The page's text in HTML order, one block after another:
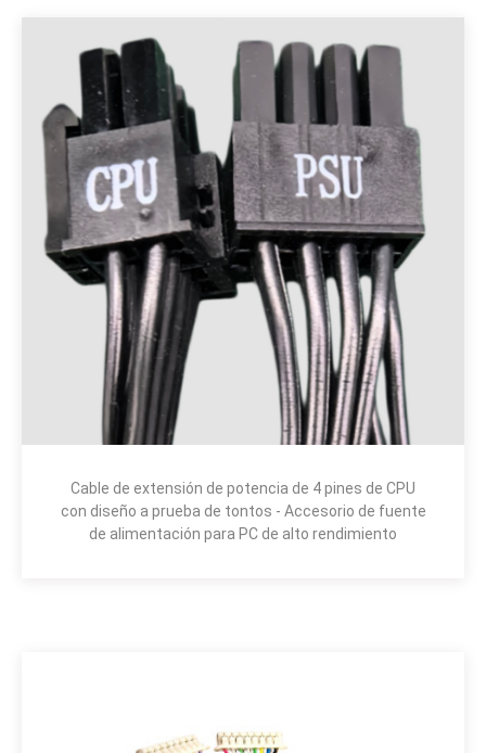
Cable de extensión de potencia de 4 pines de CPU
con diseño a prueba de tontos - Accesorio de fuente
de alimentación para PC de alto rendimiento